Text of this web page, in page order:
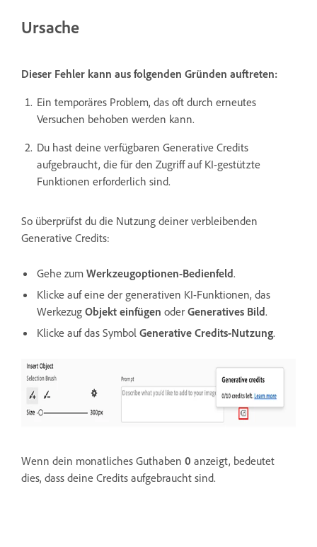
Ursache
Dieser Fehler kann aus folgenden Gründen auftreten:
Ein temporäres Problem, das oft durch erneutes
Versuchen behoben werden kann.
Du hast deine verfügbaren Generative Credits
aufgebraucht, die für den Zugriff auf KI-gestützte
Funktionen erforderlich sind.
So überprüfst du die Nutzung deiner verbleibenden
Generative Credits:
Gehe zum Werkzeugoptionen-Bedienfeld.
Klicke auf eine der generativen KI-Funktionen, das
Werkezug Objekt einfügen oder Generatives Bild.
Klicke auf das Symbol Generative Credits-Nutzung.
Wenn dein monatliches Guthaben 0 anzeigt, bedeutet
dies, dass deine Credits aufgebraucht sind.